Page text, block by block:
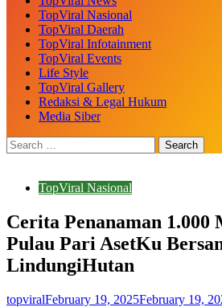
TopViral Nasional
TopViral Daerah
TopViral Infotainment
TopViral Events
Life Style
TopViral Gallery
Redaksi & Legal Hukum
Media Siber
TopViral Nasional
Cerita Penanaman 1.000
Pulau Pari AsetKu
LindungiHutan
topviralFebruary 19, 2025February 19,